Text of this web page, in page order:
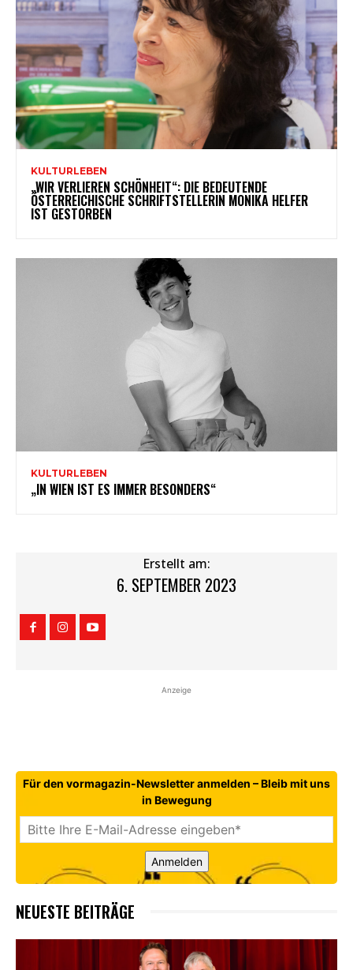
KULTURLEBEN
„WIR VERLIEREN SCHÖNHEIT“: DIE BEDEUTENDE
ÖSTERREICHISCHE SCHRIFTSTELLERIN MONIKA HELFER
IST GESTORBEN
KULTURLEBEN
„IN WIEN IST ES IMMER BESONDERS“
Erstellt am:
6. SEPTEMBER 2023
Anzeige
Für den vormagazin-Newsletter anmelden – Bleib mit uns
in Bewegung
Anmelden
NEUESTE BEITRÄGE